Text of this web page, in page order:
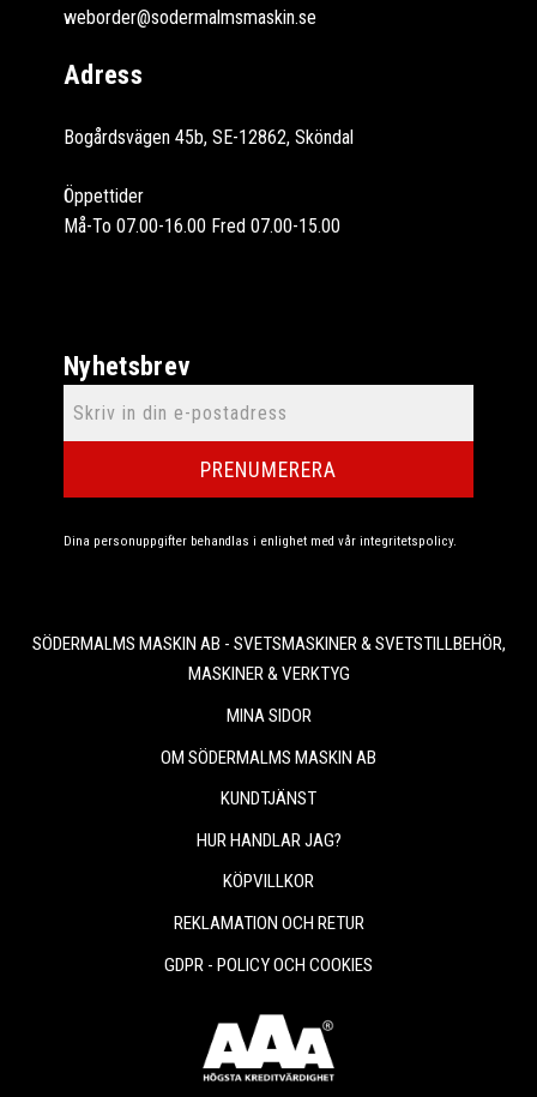
weborder@sodermalmsmaskin.se
Adress
Bogårdsvägen 45b, SE-12862, Sköndal
Öppettider
Må-To 07.00-16.00 Fred 07.00-15.00
Nyhetsbrev
PRENUMERERA
Dina personuppgifter behandlas i enlighet med vår integritetspolicy.
SÖDERMALMS MASKIN AB - SVETSMASKINER & SVETSTILLBEHÖR,
MASKINER & VERKTYG
MINA SIDOR
OM SÖDERMALMS MASKIN AB
KUNDTJÄNST
HUR HANDLAR JAG?
KÖPVILLKOR
REKLAMATION OCH RETUR
GDPR - POLICY OCH COOKIES